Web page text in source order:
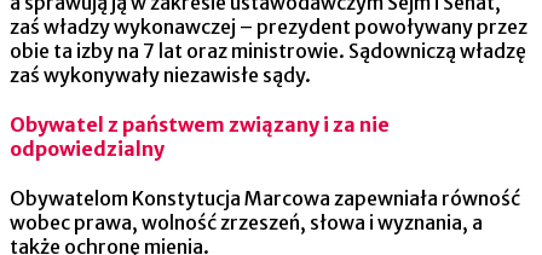
zaś władzy wykonawczej – prezydent powoływany przez
obie ta izby na 7 lat oraz ministrowie. Sądowniczą władzę
zaś wykonywały niezawisłe sądy.
Obywatel z państwem związany i za nie
odpowiedzialny
Obywatelom Konstytucja Marcowa zapewniała równość
wobec prawa, wolność zrzeszeń, słowa i wyznania, a
także ochronę mienia.